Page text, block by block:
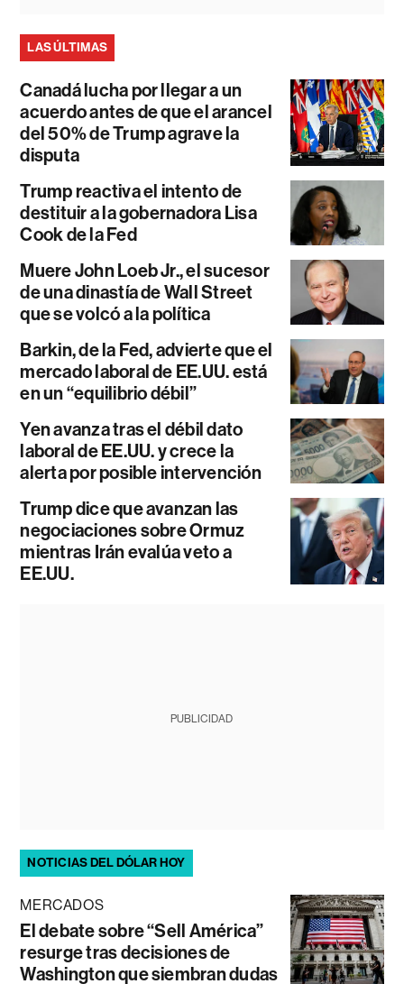
LAS ÚLTIMAS
Canadá lucha por llegar a un
acuerdo antes de que el arancel
del 50% de Trump agrave la
disputa
Trump reactiva el intento de
destituir a la gobernadora Lisa
Cook de la Fed
Muere John Loeb Jr., el sucesor
de una dinastía de Wall Street
que se volcó a la política
Barkin, de la Fed, advierte que el
mercado laboral de EE.UU. está
en un “equilibrio débil”
Yen avanza tras el débil dato
laboral de EE.UU. y crece la
alerta por posible intervención
Trump dice que avanzan las
negociaciones sobre Ormuz
mientras Irán evalúa veto a
EE.UU.
PUBLICIDAD
NOTICIAS DEL DÓLAR HOY
MERCADOS
El debate sobre “Sell América”
resurge tras decisiones de
Washington que siembran dudas